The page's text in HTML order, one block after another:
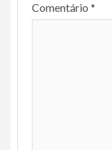
Comentário *